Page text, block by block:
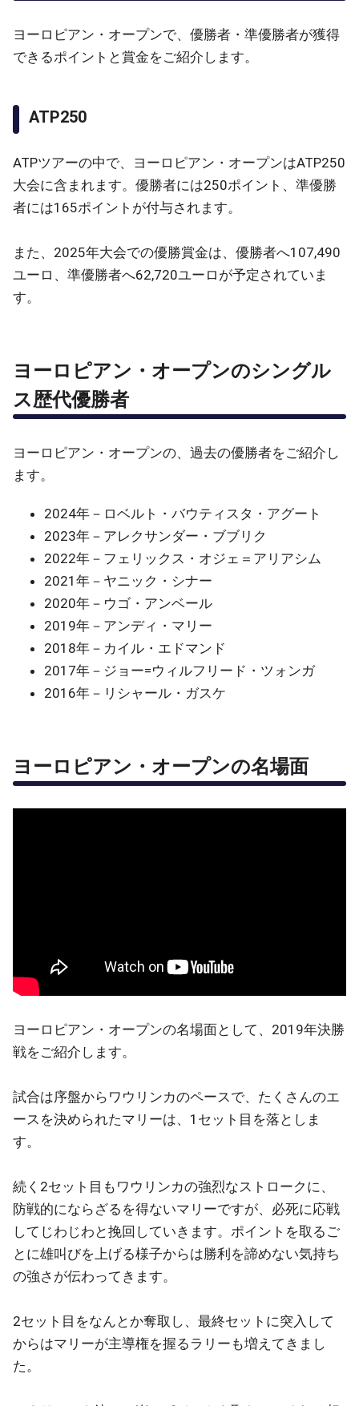
ヨーロピアン・オープンで、優勝者・準優勝者が獲得
できるポイントと賞金をご紹介します。
ATP250
ATPツアーの中で、ヨーロピアン・オープンはATP250
大会に含まれます。優勝者には250ポイント、準優勝
者には165ポイントが付与されます。
また、2025年大会での優勝賞金は、優勝者へ107,490
ユーロ、準優勝者へ62,720ユーロが予定されていま
す。
ヨーロピアン・オープンのシングル
ス歴代優勝者
ヨーロピアン・オープンの、過去の優勝者をご紹介し
ます。
2024年－ロベルト・バウティスタ・アグート
2023年－アレクサンダー・ブブリク
2022年－フェリックス・オジェ＝アリアシム
2021年－ヤニック・シナー
2020年－ウゴ・アンベール
2019年－アンディ・マリー
2018年－カイル・エドマンド
2017年－ジョー=ウィルフリード・ツォンガ
2016年－リシャール・ガスケ
ヨーロピアン・オープンの名場面
ヨーロピアン・オープンの名場面として、2019年決勝
戦をご紹介します。
試合は序盤からワウリンカのペースで、たくさんのエ
ースを決められたマリーは、1セット目を落としま
す。
続く2セット目もワウリンカの強烈なストロークに、
防戦的にならざるを得ないマリーですが、必死に応戦
してじわじわと挽回していきます。ポイントを取るご
とに雄叫びを上げる様子からは勝利を諦めない気持ち
の強さが伝わってきます。
2セット目をなんとか奪取し、最終セットに突入して
からはマリーが主導権を握るラリーも増えてきまし
た。